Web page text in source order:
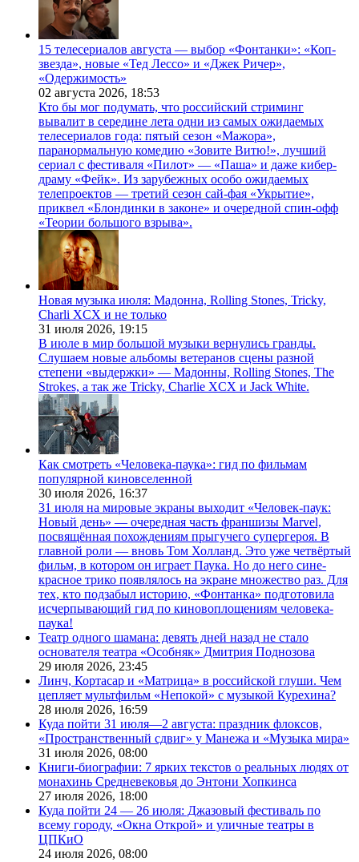
15 телесериалов августа — выбор «Фонтанки»: «Коп-
звезда», новые «Тед Лессо» и «Джек Ричер»,
«Одержимость»
02 августа 2026, 18:53
Кто бы мог подумать, что российский стриминг
вывалит в середине лета одни из самых ожидаемых
телесериалов года: пятый сезон «Мажора»,
паранормальную комедию «Зовите Витю!», лучший
сериал с фестиваля «Пилот» — «Паша» и даже кибер-
драму «Фейк». Из зарубежных особо ожидаемых
телепроектов — третий сезон сай-фая «Укрытие»,
приквел «Блондинки в законе» и очередной спин-офф
«Теории большого взрыва».
Новая музыка июля: Мадонна, Rolling Stones, Tricky,
Charli XCX и не только
31 июля 2026, 19:15
В июле в мир большой музыки вернулись гранды.
Слушаем новые альбомы ветеранов сцены разной
степени «выдержки» — Мадонны, Rolling Stones, The
Strokes, а так же Tricky, Charlie XCX и Jack White.
Как смотреть «Человека-паука»: гид по фильмам
популярной киновселенной
30 июля 2026, 16:37
31 июля на мировые экраны выходит «Человек-паук:
Новый день» — очередная часть франшизы Marvel,
посвящённая похождениям прыгучего супергероя. В
главной роли — вновь Том Холланд. Это уже четвёртый
фильм, в котором он играет Паука. Но до него сине-
красное трико появлялось на экране множество раз. Для
тех, кто подзабыл историю, «Фонтанка» подготовила
исчерпывающий гид по киновоплощениям человека-
паука!
Театр одного шамана: девять дней назад не стало
основателя театра «Особняк» Дмитрия Поднозова
29 июля 2026, 23:45
Линч, Кортасар и «Матрица» в российской глуши. Чем
цепляет мультфильм «Непокой» с музыкой Курехина?
28 июля 2026, 16:59
Куда пойти 31 июля—2 августа: праздник флоксов,
«Пространственный сдвиг» у Манежа и «Музыка мира»
31 июля 2026, 08:00
Книги-биографии: 7 ярких текстов о реальных людях от
монахинь Средневековья до Энтони Хопкинса
27 июля 2026, 18:00
Куда пойти 24 — 26 июля: Джазовый фестиваль по
всему городу, «Окна Открой» и уличные театры в
ЦПКиО
24 июля 2026, 08:00